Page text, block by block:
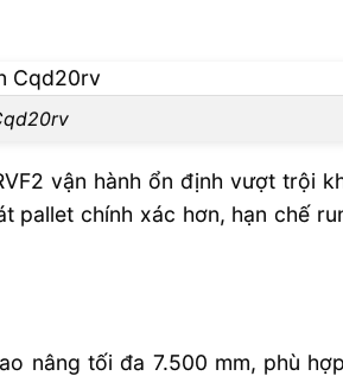
vận hành ổn định vượt trội
pallet chính xác hơn, hạn chế
nâng tối đa 7.500 mm, phù